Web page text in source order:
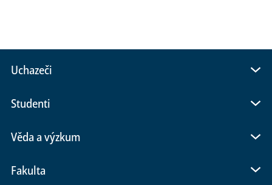
Uchazeči
Studenti
Věda a výzkum
Fakulta